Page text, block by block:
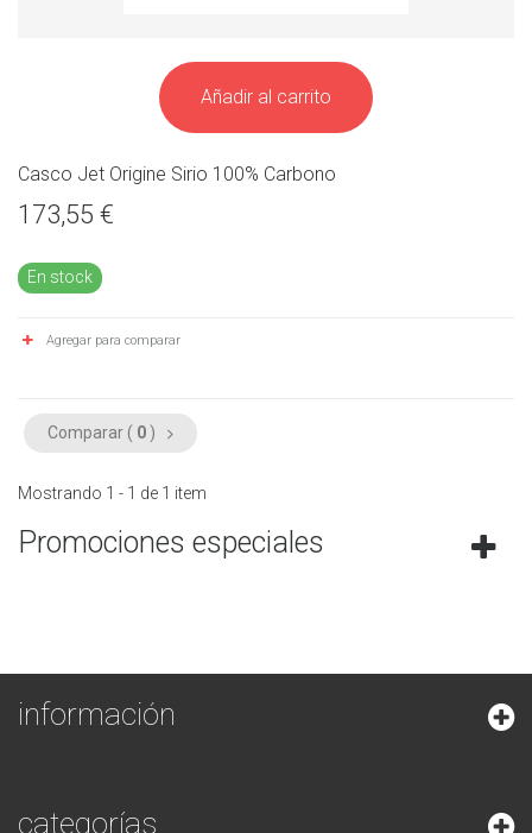
Añadir al carrito
Casco Jet Origine Sirio 100% Carbono
173,55 €
En stock
Agregar para comparar
Comparar ( 0 )
Mostrando 1 - 1 de 1 item
Promociones especiales
información
categorías